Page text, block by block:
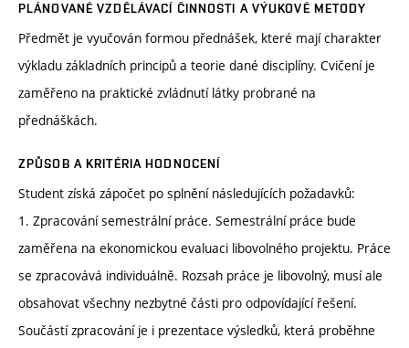
PLÁNOVANÉ VZDĚLÁVACÍ ČINNOSTI A VÝUKOVÉ METODY
Předmět je vyučován formou přednášek, které mají charakter
výkladu základních principů a teorie dané disciplíny. Cvičení je
zaměřeno na praktické zvládnutí látky probrané na
přednáškách.
ZPŮSOB A KRITÉRIA HODNOCENÍ
Student získá zápočet po splnění následujících požadavků:
1. Zpracování semestrální práce. Semestrální práce bude
zaměřena na ekonomickou evaluaci libovolného projektu. Práce
se zpracovává individuálně. Rozsah práce je libovolný, musí ale
obsahovat všechny nezbytné části pro odpovídající řešení.
Součástí zpracování je i prezentace výsledků, která proběhne